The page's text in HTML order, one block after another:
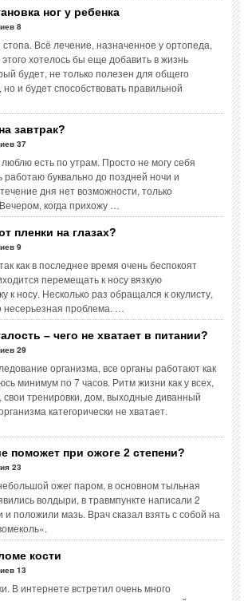
ног у ребенка
8
стопа. Всё лечение, назначенное у ортопеда,
хотелось бы еще добавить в жизнь
будет, не только полезен для общего
и будет способствовать правильной
завтрак?
37
есть по утрам. Просто не могу себя
работаю буквально до поздней ночи и
дня нет возможности, только
когда прихожу …
пленки на глазах?
9
как в последнее время очень беспокоят
перемещать к носу вязкую
к носу. Несколько раз обращался к окулисту,
несерьезная проблема. …
– чего не хватает в питании?
29
организма, все органы работают как
минимум по 7 часов. Ритм жизни как у всех,
свои тренировки, дом, выходные диванный
категорически не хватает.
поможет при ожоге 2 степени?
23
ожег паром, в основном тыльная
волдыри, в травмпункте написали 2
и положили мазь. Врач сказал взять с собой на
кости
13
В интернете встретил очень много